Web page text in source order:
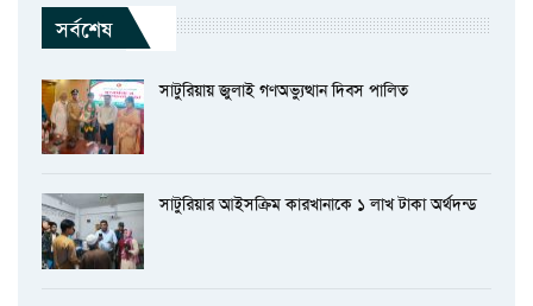
সর্বশেষ
সাটুরিয়ায় জুলাই গণঅভ্যুত্থান দিবস পালিত
সাটুরিয়ার আইসক্রিম কারখানাকে ১ লাখ টাকা অর্থদন্ড